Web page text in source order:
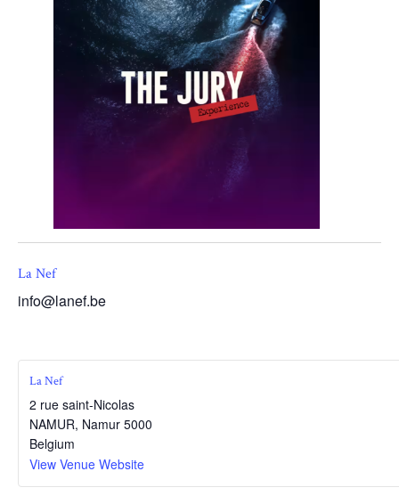
La Nef
info@lanef.be
La Nef
2 rue saint-Nicolas
NAMUR, Namur 5000
Belgium
View Venue Website